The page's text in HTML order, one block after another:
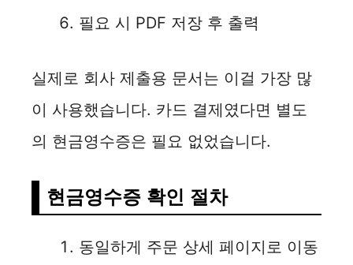
필요 시 PDF 저장 후 출력
실제로 회사 제출용 문서는 이걸 가장 많
이 사용했습니다. 카드 결제였다면 별도
의 현금영수증은 필요 없었습니다.
현금영수증 확인 절차
동일하게 주문 상세 페이지로 이동